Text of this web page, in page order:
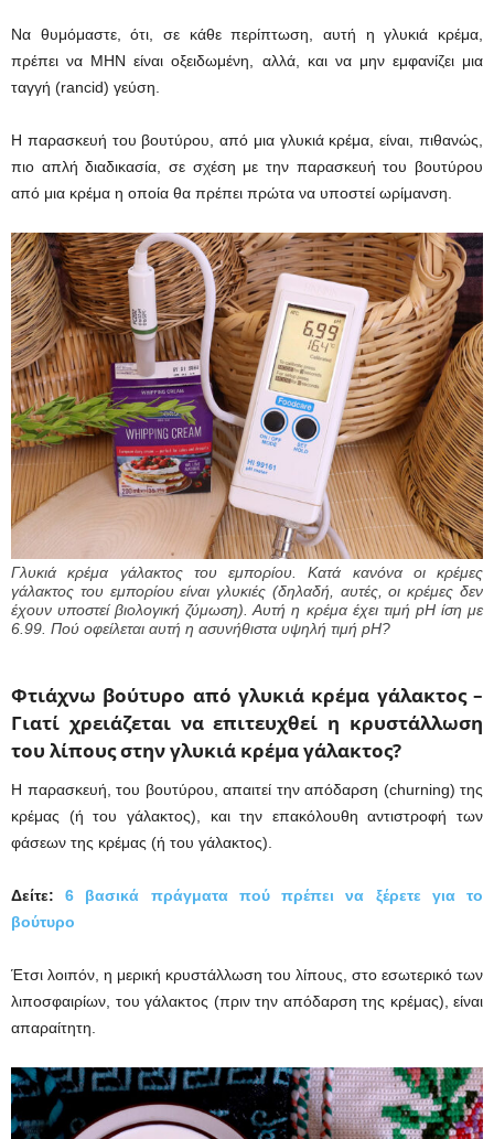
Να θυμόμαστε, ότι, σε κάθε περίπτωση, αυτή η γλυκιά κρέμα,
πρέπει να ΜΗΝ είναι οξειδωμένη, αλλά, και να μην εμφανίζει μια
ταγγή (rancid) γεύση.
Η παρασκευή του βουτύρου, από μια γλυκιά κρέμα, είναι, πιθανώς,
πιο απλή διαδικασία, σε σχέση με την παρασκευή του βουτύρου
από μια κρέμα η οποία θα πρέπει πρώτα να υποστεί ωρίμανση.
Γλυκιά κρέμα γάλακτος του εμπορίου. Κατά κανόνα οι κρέμες
γάλακτος του εμπορίου είναι γλυκιές (δηλαδή, αυτές, οι κρέμες δεν
έχουν υποστεί βιολογική ζύμωση). Αυτή η κρέμα έχει τιμή pH ίση με
6.99. Πού οφείλεται αυτή η ασυνήθιστα υψηλή τιμή pH?
Φτιάχνω βούτυρο από γλυκιά κρέμα γάλακτος –
Γιατί χρειάζεται να επιτευχθεί η κρυστάλλωση
του λίπους στην γλυκιά κρέμα γάλακτος?
Η παρασκευή, του βουτύρου, απαιτεί την απόδαρση (churning) της
κρέμας (ή του γάλακτος), και την επακόλουθη αντιστροφή των
φάσεων της κρέμας (ή του γάλακτος).
Δείτε:6 βασικά πράγματα πού πρέπει να ξέρετε για το
βούτυρο
Έτσι λοιπόν, η μερική κρυστάλλωση του λίπους, στο εσωτερικό των
λιποσφαιρίων, του γάλακτος (πριν την απόδαρση της κρέμας), είναι
απαραίτητη.